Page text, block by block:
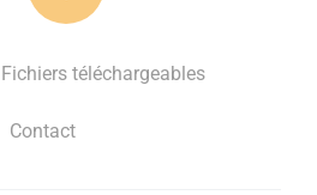
Fichiers téléchargeables
Contact